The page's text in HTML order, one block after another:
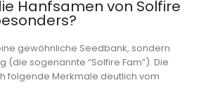
Hanfsamen von Solfire
gewöhnliche Seedbank, sondern
(die sogenannte “Solfire Fam”). Die
folgende Merkmale deutlich vom